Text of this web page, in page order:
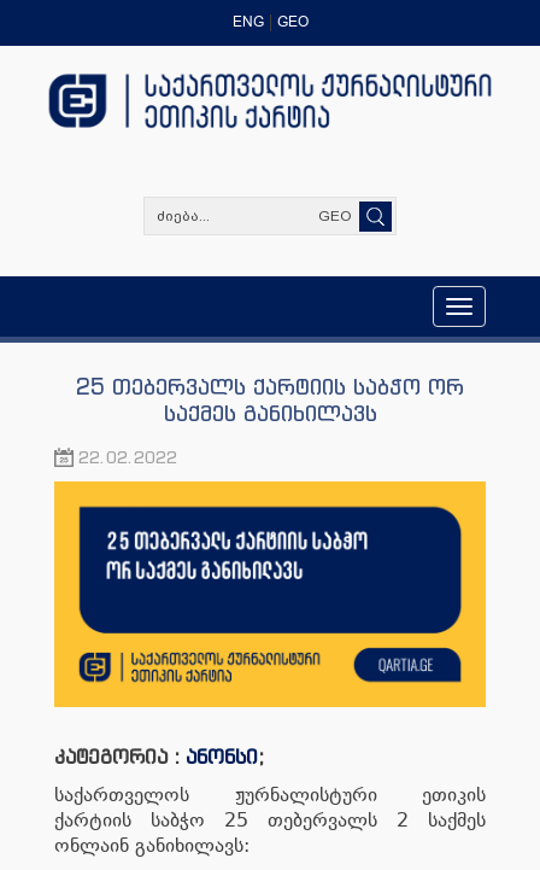
ENG GEO
GEO
Toggle
navigation
25 თებერვალს ქარტიის საბჭო ორ
საქმეს განიხილავს
22.02.2022
კატეგორია : ანონსი;
საქართველოს ჟურნალისტური ეთიკის
ქარტიის საბჭო 25 თებერვალს 2 საქმეს
ონლაინ განიხილავს: